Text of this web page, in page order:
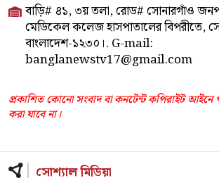
বাড়ি# ৪১, ৩য় তলা, রোড# সোনারগাঁও
মেডিকেল কলেজ হাসপাতালের বিপরীতে,
বাংলাদেশ-১২৩০।. G-mail:
banglanewstv17@gmail.com
প্রকাশিত কোনো সংবাদ বা কনটেন্ট কপিরাইট আইনে
করা যাবে না।
সোশ্যাল মিডিয়া